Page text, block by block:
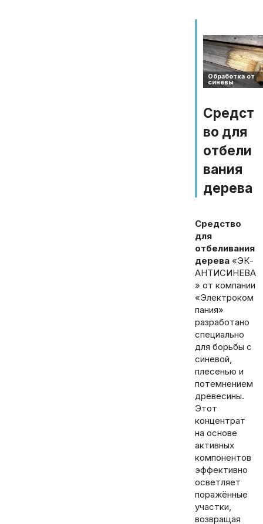
Средст
во для
отбели
вания
дерева
Средство
для
отбеливания
дерева «ЭК-
АНТИСИНЕВА
» от компании
«Электроком
пания»
разработано
специально
для борьбы с
синевой,
плесенью и
потемнением
древесины.
Этот
концентрат
на основе
активных
компонентов
эффективно
осветляет
поражённые
участки,
возвращая